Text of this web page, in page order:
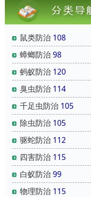
鼠类防治 108
蟑螂防治98
蚂蚁防治 120
臭虫防治 114
千足虫防治 105
除虫防治 105
驱蛇防治 112
四害防治 115
白蚁防治99
物理防治 115